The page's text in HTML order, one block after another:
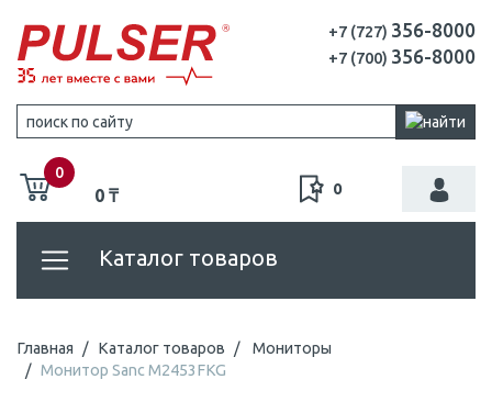
+7 (727) 356-8000
+7 (700) 356-8000
0
0 ₸ 0
Каталог товаров
Главная Каталог товаров
Мониторы
Монитор Sanc M2453FKG